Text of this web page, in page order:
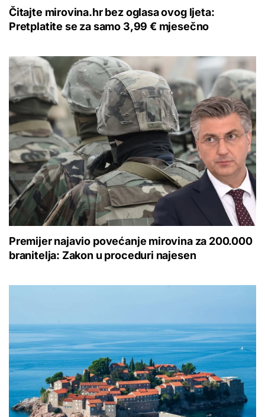
Čitajte mirovina.hr bez oglasa ovog ljeta:
Pretplatite se za samo 3,99 € mjesečno
Premijer najavio povećanje mirovina za 200.000
branitelja: Zakon u proceduri najesen